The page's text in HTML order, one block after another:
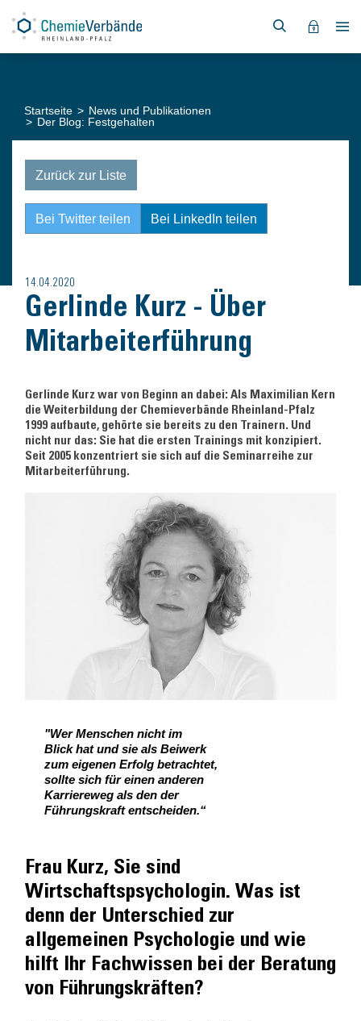
Startseite
News und Publikationen
Der Blog: Festgehalten
Zurück zur Liste
Bei Twitter teilen Bei LinkedIn teilen
14.04.2020
Gerlinde Kurz - Über
Mitarbeiterführung
Gerlinde Kurz war von Beginn an dabei: Als Maximilian Kern
die Weiterbildung der Chemieverbände Rheinland-Pfalz
1999 aufbaute, gehörte sie bereits zu den Trainern. Und
nicht nur das: Sie hat die ersten Trainings mit konzipiert.
Seit 2005 konzentriert sie sich auf die Seminarreihe zur
Mitarbeiterführung.
"Wer Menschen nicht im
Blick hat und sie als Beiwerk
zum eigenen Erfolg betrachtet,
sollte sich für einen anderen
Karriereweg als den der
Führungskraft entscheiden.“
Frau Kurz, Sie sind
Wirtschaftspsychologin. Was ist
denn der Unterschied zur
allgemeinen Psychologie und wie
hilft Ihr Fachwissen bei der Beratung
von Führungskräften?